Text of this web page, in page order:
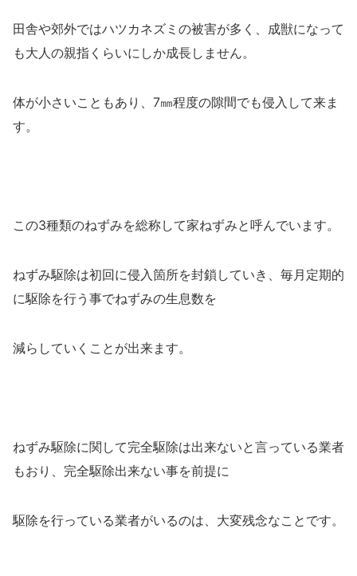
田舎や郊外ではハツカネズミの被害が多く、成獣になって
も大人の親指くらいにしか成長しません。
体が小さいこともあり、7㎜程度の隙間でも侵入して来ま
す。
この3種類のねずみを総称して家ねずみと呼んでいます。
ねずみ駆除は初回に侵入箇所を封鎖していき、毎月定期的
に駆除を行う事でねずみの生息数を
減らしていくことが出来ます。
ねずみ駆除に関して完全駆除は出来ないと言っている業者
もおり、完全駆除出来ない事を前提に
駆除を行っている業者がいるのは、大変残念なことです。